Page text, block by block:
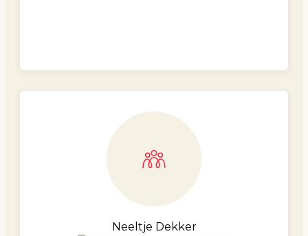
Neeltje Dekker